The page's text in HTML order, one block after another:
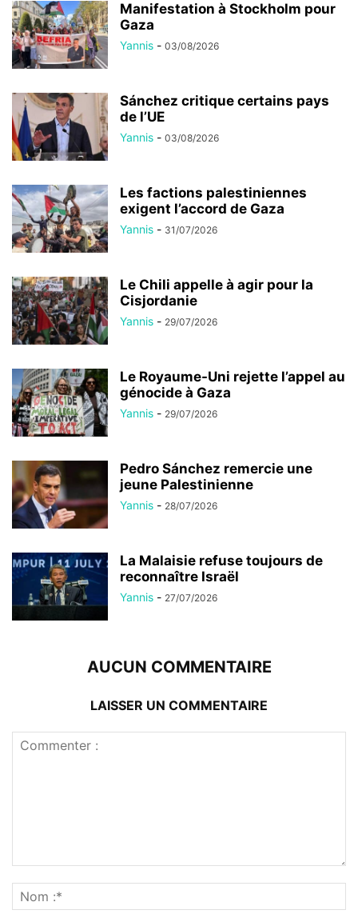
Manifestation à Stockholm pour
Gaza
Yannis - 03/08/2026
Sánchez critique certains pays
de l’UE
Yannis - 03/08/2026
Les factions palestiniennes
exigent l’accord de Gaza
Yannis - 31/07/2026
Le Chili appelle à agir pour la
Cisjordanie
Yannis - 29/07/2026
Le Royaume-Uni rejette l’appel au
génocide à Gaza
Yannis - 29/07/2026
Pedro Sánchez remercie une
jeune Palestinienne
Yannis - 28/07/2026
La Malaisie refuse toujours de
reconnaître Israël
Yannis - 27/07/2026
AUCUN COMMENTAIRE
LAISSER UN COMMENTAIRE